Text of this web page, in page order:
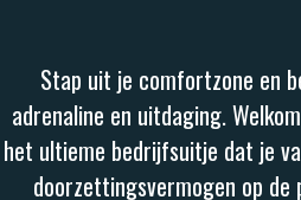
Stap uit je comfortzone en
adrenaline en uitdaging.
het ultieme bedrijfsuitje dat je
doorzettingsvermogen op